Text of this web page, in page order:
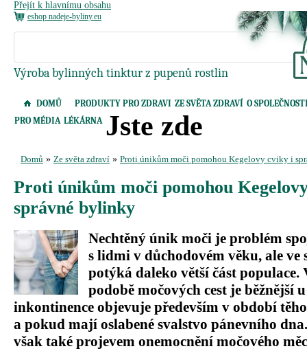
Přejít k hlavnímu obsahu
eshop nadeje-byliny.eu
Výroba bylinných tinktur z pupenů rostlin
DOMŮ PRODUKTY PRO ZDRAVI ZE SVĚTA ZDRAVÍ O
PRO MÉDIA LÉKÁRNA Jste zde
Domů » Ze světa zdraví » Proti únikům moči pomohou Kegelovy cviky i
Proti únikům moči pomohou
správné bylinky
Nechtěný únik moči je problém
s lidmi v důchodovém věku, ale ve
potýká daleko větší část populace.
podobě močových cest je běžnější
inkontinence objevuje především v období
a pokud mají oslabené svalstvo pánevního
však také projevem onemocnění močového